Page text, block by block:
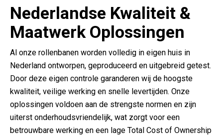
Nederlandse Kwaliteit &
Maatwerk Oplossingen
Al onze rollenbanen worden volledig in eigen huis in
Nederland ontworpen, geproduceerd en uitgebreid getest.
Door deze eigen controle garanderen wij de hoogste
kwaliteit, veilige werking en snelle levertijden. Onze
oplossingen voldoen aan de strengste normen en zijn
uiterst onderhoudsvriendelijk, wat zorgt voor een
betrouwbare werking en een lage Total Cost of Ownership